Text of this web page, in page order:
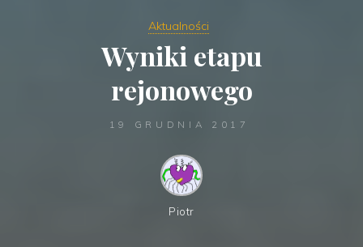
Aktualności
Wyniki etapu
rejonowego
19 GRUDNIA 2017
Piotr